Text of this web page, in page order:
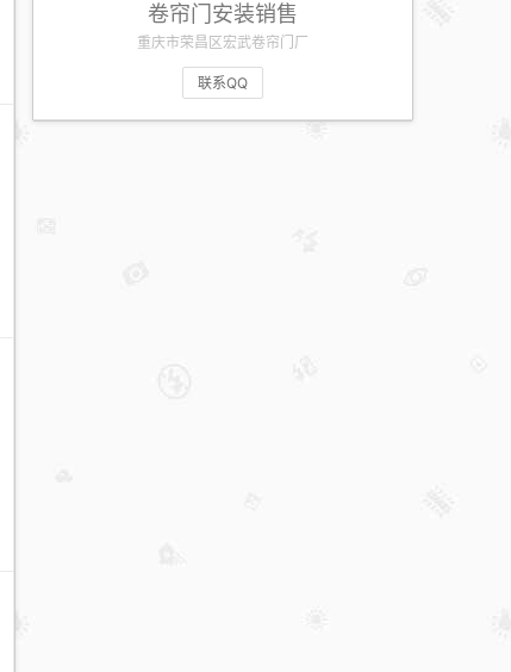
卷帘门安装销售
重庆市荣昌区宏武卷帘门厂
联系QQ